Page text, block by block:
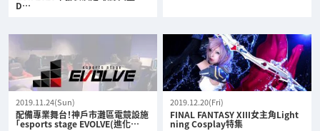
D…
2019.11.24(Sun)
配備專業舞台！神戶市灘區電競設施
「esports stage EVOLVE(進化…
2019.12.20(Fri)
FINAL FANTASY XIII女主角Light
ning Cosplay特集